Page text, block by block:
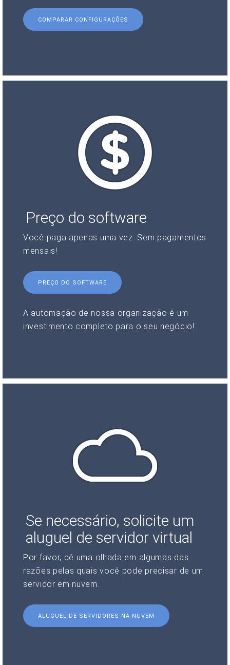
COMPARAR CONFIGURAÇÕES
Preço do software
Você paga apenas uma vez. Sem pagamentos
mensais!
PREÇO DO SOFTWARE
A automação de nossa organização é um
investimento completo para o seu negócio!
Se necessário, solicite um
aluguel de servidor virtual
Por favor, dê uma olhada em algumas das
razões pelas quais você pode precisar de um
servidor em nuvem.
ALUGUEL DE SERVIDORES NA NUVEM